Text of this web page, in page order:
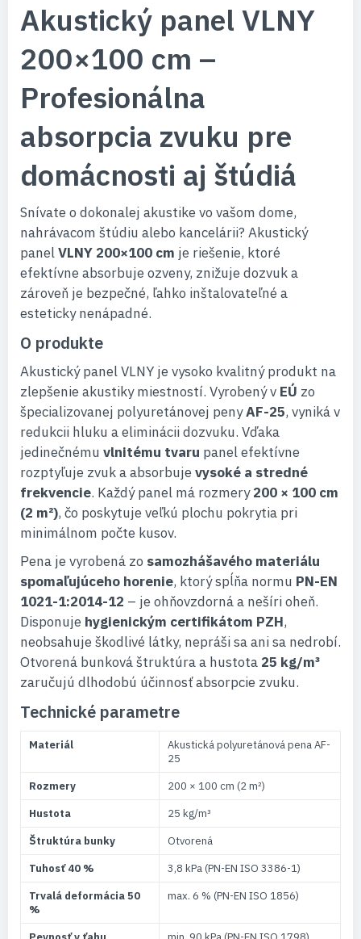
Akustický panel VLNY
200×100 cm –
Profesionálna
absorpcia zvuku pre
domácnosti aj štúdiá
Snívate o dokonalej akustike vo vašom dome,
nahrávacom štúdiu alebo kancelárii? Akustický
panelVLNY 200×100 cm je riešenie, ktoré
efektívne absorbuje ozveny, znižuje dozvuk a
zároveň je bezpečné, ľahko inštalovateľné a
esteticky nenápadné.
O produkte
Akustický panel VLNY je vysoko kvalitný produkt na
zlepšenie akustiky miestností. Vyrobený v EÚ zo
špecializovanej polyuretánovej penyAF-25, vyniká v
redukcii hluku a eliminácii dozvuku. Vďaka
jedinečnému vlnitému tvaru panel efektívne
rozptyľuje zvuk a absorbujevysoké a stredné
frekvencie. Každý panel má rozmery200 × 100 cm
(2 m²), čo poskytuje veľkú plochu pokrytia pri
minimálnom počte kusov.
Pena je vyrobená zo samozhášavého materiálu
spomaľujúceho horenie, ktorý spĺňa normu PN-EN
1021-1:2014-12 – je ohňovzdorná a nešíri oheň.
Disponuje hygienickým certifikátom PZH,
neobsahuje škodlivé látky, nepráši sa ani sa nedrobí.
Otvorená bunková štruktúra a hustota 25 kg/m³
zaručujú dlhodobú účinnosť absorpcie zvuku.
Technické parametre
Materiál
Akustická polyuretánová pena AF-
25
Rozmery
200 × 100 cm (2 m²)
Hustota
25 kg/m³
Štruktúra bunky
Otvorená
Tuhosť 40 %
3,8 kPa (PN-EN ISO 3386-1)
Trvalá deformácia 50
%
max. 6 % (PN-EN ISO 1856)